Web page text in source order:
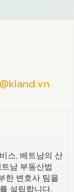
스, 베트남의 산
남 부동산법
한 변호사 팀을
설립합니다.